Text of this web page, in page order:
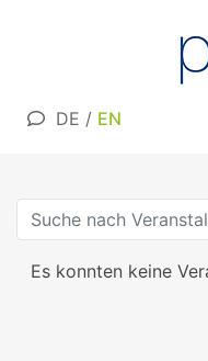
DE / EN
Es konnten keine